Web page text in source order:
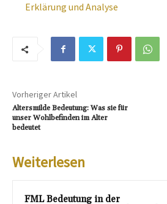
Erklärung und Analyse
Vorheriger Artikel
Altersmilde Bedeutung: Was sie für
unser Wohlbefinden im Alter
bedeutet
Weiterlesen
FML Bedeutung in der